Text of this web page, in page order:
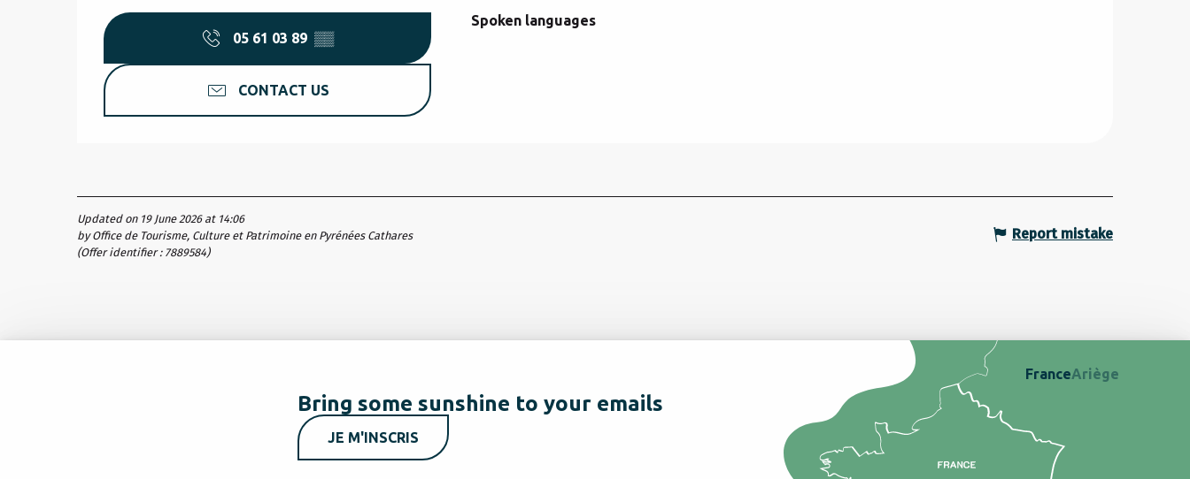
05 61 03 89 ▒▒
CONTACT US
Spoken languages
Spoken languages
Updated on 19 June 2026 at 14:06
by Office de Tourisme, Culture et Patrimoine en Pyrénées Cathares
(Offer identifier : 7889584)
Report mistake
Bring some sunshine to your emails
JE M'INSCRIS
FranceAriège